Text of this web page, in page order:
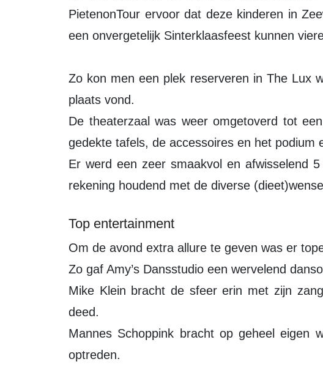
PietenonTour ervoor dat deze kinderen in
een onvergetelijk Sinterklaasfeest kunnen
Zo kon men een plek reserveren in The Lux
plaats vond.
De theaterzaal was weer omgetoverd tot
gedekte tafels, de accessoires en het podium
Er werd een zeer smaakvol en afwisselend
rekening houdend met de diverse
Top entertainment
Om de avond extra allure te geven was er
Zo gaf Amy’s Dansstudio een wervelend
Mike Klein bracht de sfeer erin met zijn
deed.
Mannes Schoppink bracht op geheel eigen
optreden.